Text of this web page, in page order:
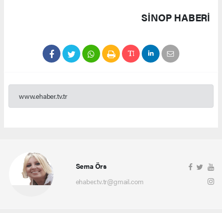
SINOP HABERİ
www.ehaber.tv.tr
Sema Örs
ehaber.tv.tr@gmail.com